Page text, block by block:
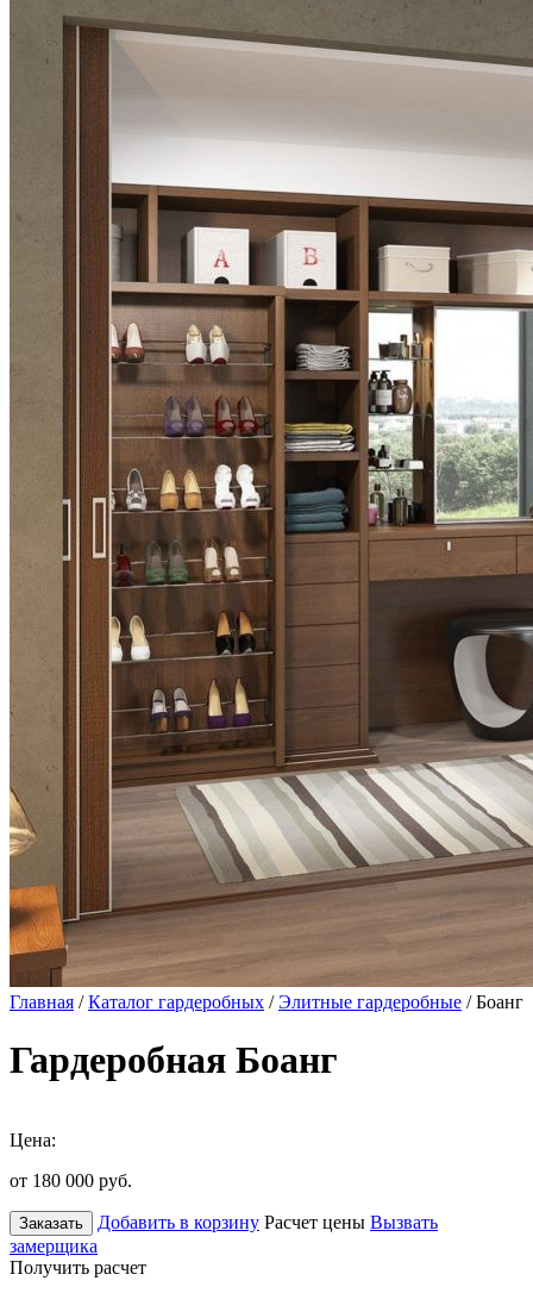
Главная /Каталог гардеробных /Элитные гардеробные / Боанг
Гардеробная Боанг
Цена:
от 180 000 руб.
Заказать Добавить в корзину Расчет цены Вызвать
замерщика
Получить расчет